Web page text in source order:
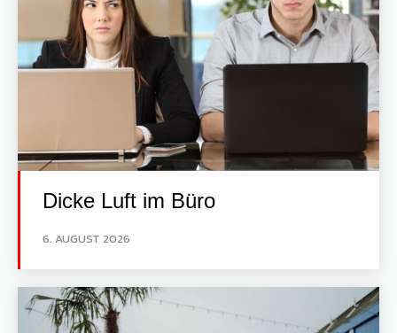
Dicke Luft im Büro
6. AUGUST 2026